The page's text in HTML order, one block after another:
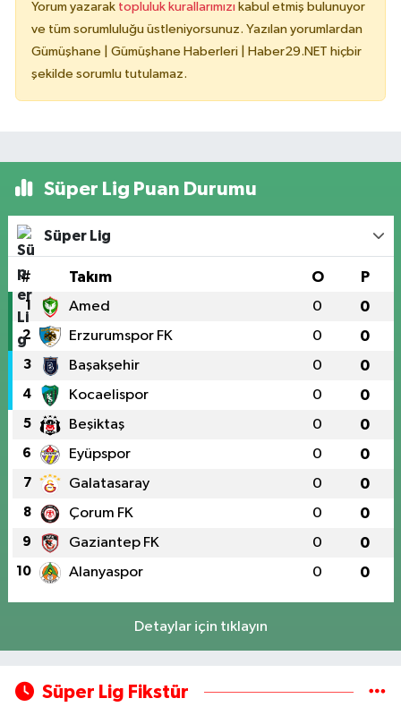
Yorum yazarak topluluk kurallarımızı kabul etmiş bulunuyor
ve tüm sorumluluğu üstleniyorsunuz. Yazılan yorumlardan
Gümüşhane | Gümüşhane Haberleri | Haber29.NET hiçbir
şekilde sorumlu tutulamaz.
Süper Lig Puan Durumu
Süper Lig
# Takım O P
1 Amed 0 0
2 Erzurumspor FK 0 0
3 Başakşehir 0 0
4 Kocaelispor 0 0
5 Beşiktaş 0 0
6 Eyüpspor 0 0
7 Galatasaray 0 0
8 Çorum FK 0 0
9 Gaziantep FK 0 0
10 Alanyaspor 0 0
Detaylar için tıklayın
Süper Lig Fikstür